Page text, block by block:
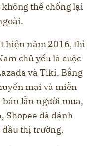
thể chống lại
hiện năm 2016, thì
chủ yếu là cuộc
và Tiki. Bằng
mại và miễn
lẫn người mua,
Shopee đã đánh
đầu thị trường.